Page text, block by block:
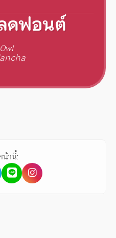
ดฟอนต์
น้านี้: